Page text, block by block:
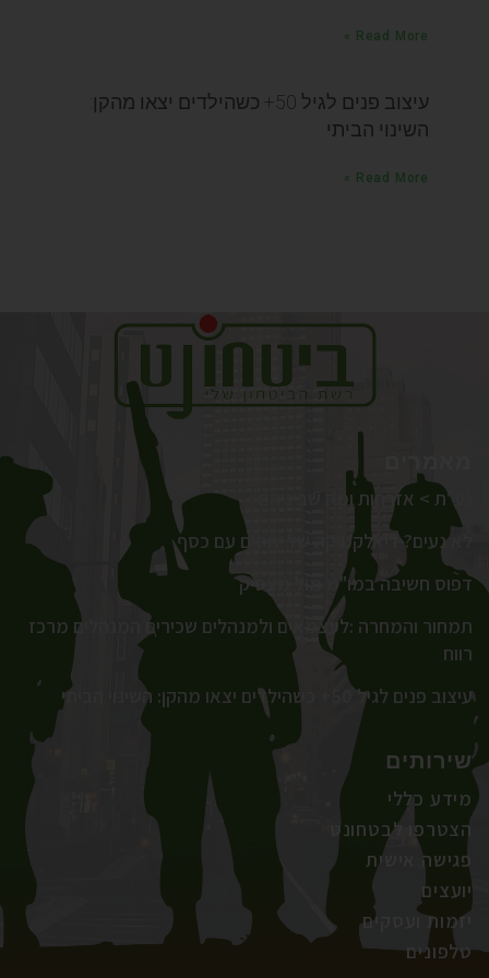
Read More »
עיצוב פנים לגיל 50+ כשהילדים יצאו מהקן:
השינוי הביתי
Read More »
נע"ת > אזרחות ומה שביניהם
לא נעים? דיאלקטיקה של יחסים עם כסף
דפוס חשיבה במו"מ מול מעסיק
תמחור והמחרה :לעצמאים ולמנהלים שכירים המנהלים מרכז
רווח
עיצוב פנים לגיל 50+ כשהילדים יצאו מהקן: השינוי הביתי
שירותים
מידע כללי
הצטרפו לבטחונט
פגישה אישית
יועצים
יזמות ועסקים
טלפונים